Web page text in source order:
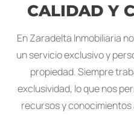
CALIDAD Y
En Zaradelta Inmobiliaria
un servicio exclusivo y
propiedad. Siempre
exclusividad, lo que nos
recursos y